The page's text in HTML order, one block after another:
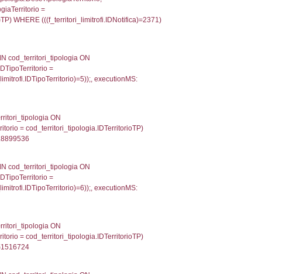
ON el_province.IstRegione =
0.0003511905670166
reg_f_confini.Denominazione FROM reg_f_confini
INNER JOIN el_regioni ON el_province.IstRegione =
executionMS: 0.00076985359191895
'; ') AS DescAltro,
cod_territori_tipologia.IDTipologiaTerritorio and
'; ') AS DescAltro,
='DD166') and
f_territori_limitrofi.Denominazione,